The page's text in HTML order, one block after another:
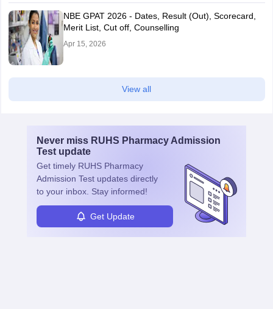
NBE GPAT 2026 - Dates, Result (Out), Scorecard,
Merit List, Cut off, Counselling
Apr 15, 2026
View all
Never miss RUHS Pharmacy Admission
Test update
Get timely RUHS Pharmacy
Admission Test updates directly
to your inbox. Stay informed!
Get Update